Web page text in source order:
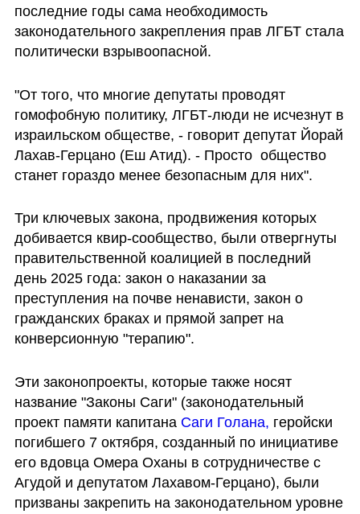
последние годы сама необходимость
законодательного закрепления прав ЛГБТ стала
политически взрывоопасной.
"От того, что многие депутаты проводят
гомофобную политику, ЛГБТ-люди не исчезнут в
израильском обществе, - говорит депутат Йорай
Лахав-Герцано (Еш Атид). - Просто  общество
станет гораздо менее безопасным для них".
Три ключевых закона, продвижения которых
добивается квир-сообщество, были отвергнуты
правительственной коалицией в последний
день 2025 года: закон о наказании за
преступления на почве ненависти, закон о
гражданских браках и прямой запрет на
конверсионную "терапию".
Эти законопроекты, которые также носят
название "Законы Саги" (законодательный
проект памяти капитана Саги Голана, геройски
погибшего 7 октября, созданный по инициативе
его вдовца Омера Оханы в сотрудничестве с
Агудой и депутатом Лахавом-Герцано), были
призваны закрепить на законодательном уровне